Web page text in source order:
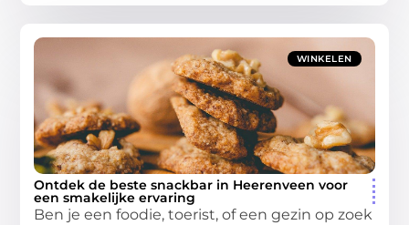
WINKELEN
Ontdek de beste snackbar in Heerenveen voor
een smakelijke ervaring
Ben je een foodie, toerist, of een gezin op zoek